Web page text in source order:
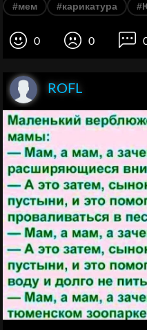
#мем #карикатура
0 0
ROFL